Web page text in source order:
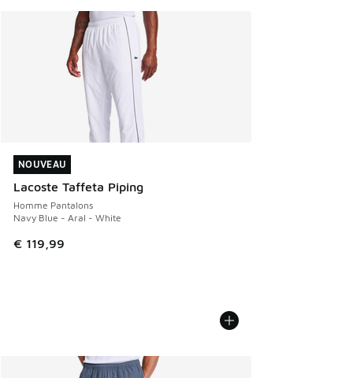
NOUVEAU
Lacoste Taffeta Piping
Homme Pantalons
Navy Blue - Aral - White
€ 119,99
NOUVEAU